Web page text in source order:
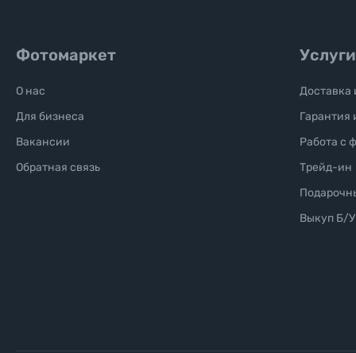
Фотомаркет
О нас
Для бизнеса
Вакансии
Обратная связь
Услуги
Доставка
Гарантия
Работа с
Трейд-ин
Выкуп Б/